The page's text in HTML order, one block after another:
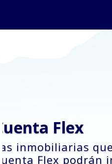
Cuenta Flex
Las inmobiliarias
Cuenta Flex